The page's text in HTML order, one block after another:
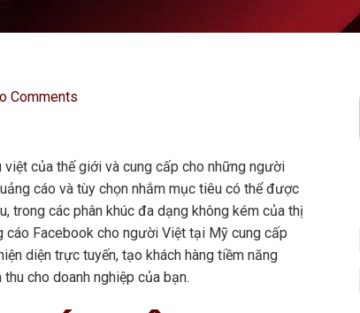
Comments
của thế giới và cung cấp cho những người
cáo và tùy chọn nhắm mục tiêu có thể được
trong các phân khúc đa dạng không kém của thị
Facebook cho người Việt tại Mỹ cung cấp
diện trực tuyến, tạo khách hàng tiềm năng
cho doanh nghiệp của bạn.